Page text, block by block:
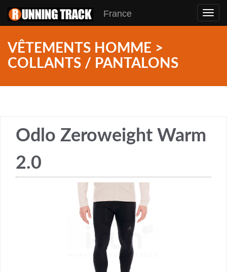
France
VÊTEMENTS HOMME >
COLLANTS / PANTALONS
Odlo Zeroweight Warm
2.0